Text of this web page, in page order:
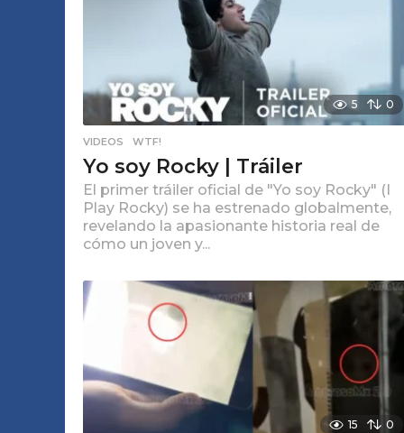
5 0
VIDEOS ,WTF!
Yo soy Rocky | Tráiler
El primer tráiler oficial de "Yo soy Rocky" (I
Play Rocky) se ha estrenado globalmente,
revelando la apasionante historia real de
cómo un joven y...
15 0